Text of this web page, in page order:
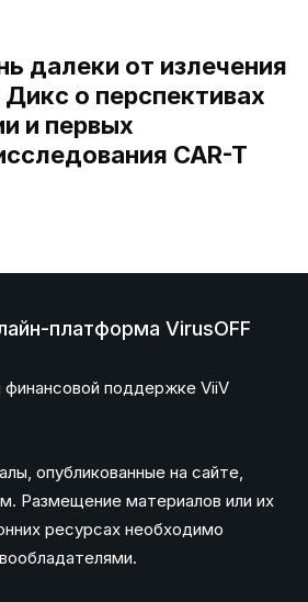
далеки от излечения
о перспективах
и первых
CAR-T
платформа VirusOFF
финансовой поддержке ViiV
опубликованные на сайте,
Размещение материалов или их
ресурсах необходимо